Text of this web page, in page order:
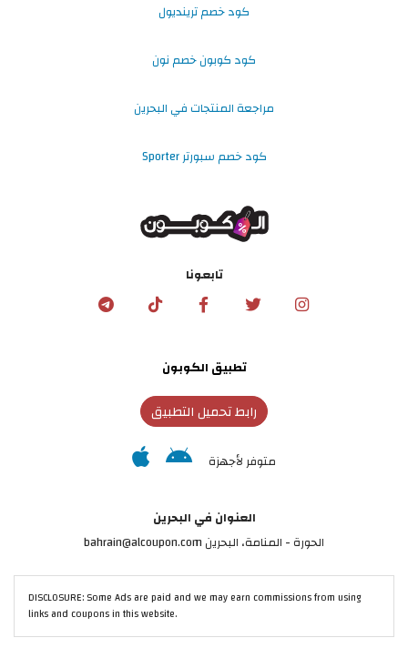
كود خصم ترينديول
كود كوبون خصم نون
مراجعة المنتجات في البحرين
كود خصم سبورتر Sporter
تابعونا
تطبيق الكوبون
رابط تحميل التطبيق
متوفر لأجهزة
العنوان في البحرين
الحورة - المنامة‎، البحرين bahrain@alcoupon.com
DISCLOSURE: Some Ads are paid and we may earn commissions from using
links and coupons in this website.